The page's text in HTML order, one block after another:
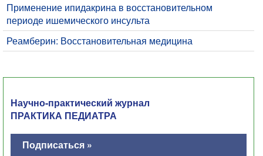
Применение ипидакрина в восстановительном
периоде ишемического инсульта
Реамберин: Восстановительная медицина
Научно-практический журнал
ПРАКТИКА ПЕДИАТРА
Подписаться »